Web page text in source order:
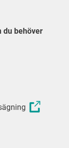
du behöver